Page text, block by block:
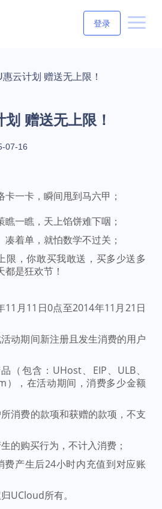
登录
云计划 赠送无上限！
赠送无上限！
07-16
一卡，瞬间甩到马六甲；
一瞧，天上馅饼难下咽；
着单，就怕数学不过关；
限，你敢买我敢送，买多少送多
是狂欢节！
11月11日0点至2014年11月21日
动期间新注册且发生消费的用户
（包含：UHost、EIP、ULB、
），在活动期间，消费多少金额
消费的款项和获赠的款项，不支
的购买行为，不计入消费；
费产生后24小时内充值到对应账
UCloud所有。